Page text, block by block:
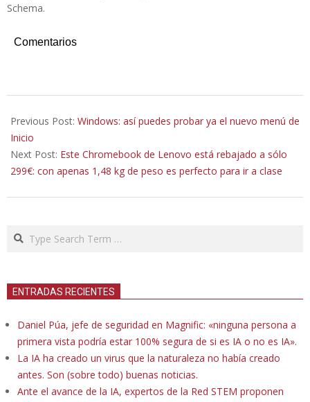
Schema.
Comentarios
08-
03
Previous Post: Windows: así puedes probar ya el nuevo menú de
Inicio
Next Post: Este Chromebook de Lenovo está rebajado a sólo
299€: con apenas 1,48 kg de peso es perfecto para ir a clase
Search
ENTRADAS RECIENTES
Daniel Púa, jefe de seguridad en Magnific: «ninguna persona a
primera vista podría estar 100% segura de si es IA o no es IA».
La IA ha creado un virus que la naturaleza no había creado
antes. Son (sobre todo) buenas noticias.
Ante el avance de la IA, expertos de la Red STEM proponen